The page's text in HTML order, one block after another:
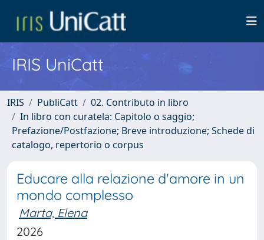
IRIS UniCatt
IRIS PubliCatt
02. Contributo in libro
In libro con curatela: Capitolo o saggio;
Prefazione/Postfazione; Breve introduzione; Schede di
catalogo, repertorio o corpus
Educare alla relazione d'amore in un
mondo complesso
Marta, Elena
2026